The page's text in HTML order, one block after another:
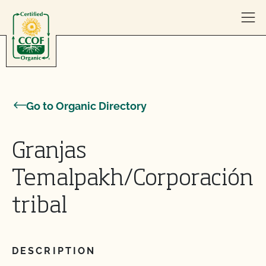
Go to Organic Directory
Granjas
Temalpakh/Corporación
tribal
DESCRIPTION